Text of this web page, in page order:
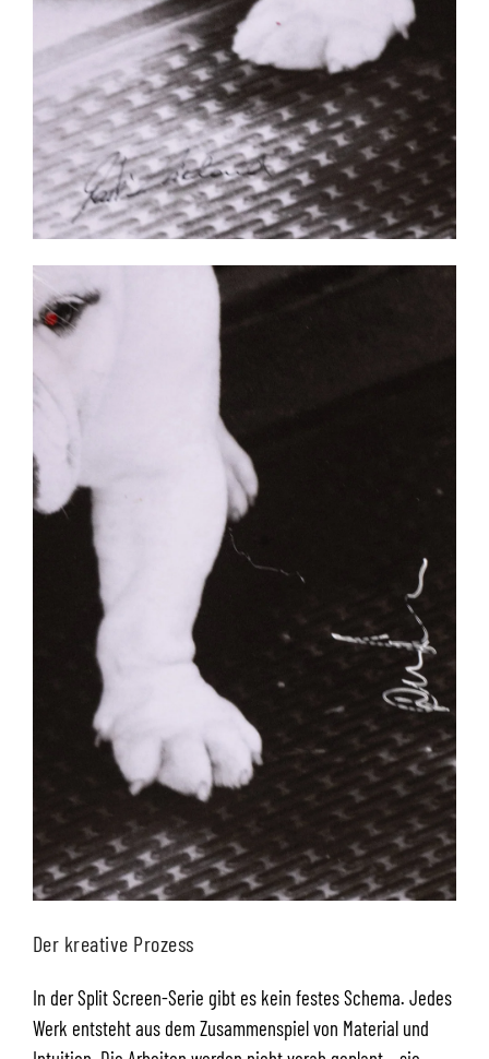
Der kreative Prozess
In der Split Screen-Serie gibt es kein festes Schema. Jedes
Werk entsteht aus dem Zusammenspiel von Material und